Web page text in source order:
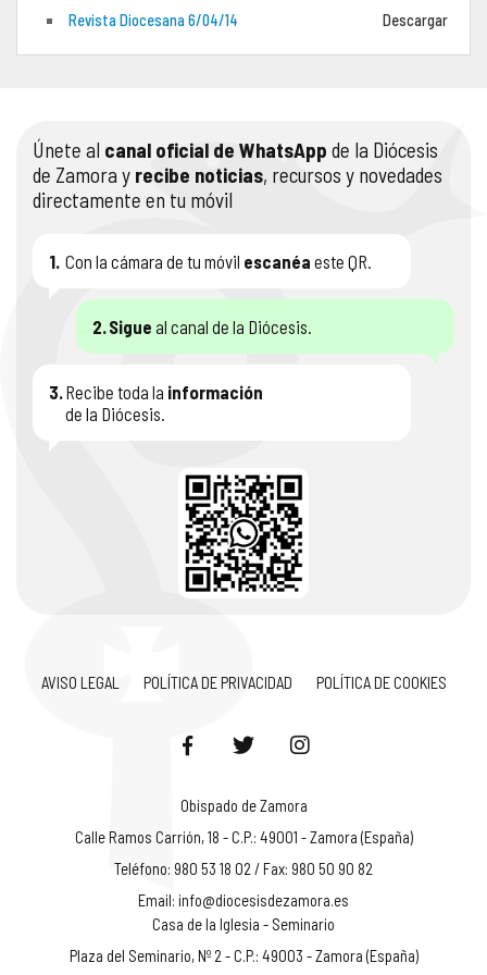
Revista Diocesana 6/04/14 Descargar
Únete al canal oficial de WhatsApp de la Diócesis
de Zamora y recibe noticias, recursos y novedades
directamente en tu móvil
1. Con la cámara de tu móvil escanéa este QR.
2.Sigue al canal de la Diócesis.
3.Recibe toda la información
de la Diócesis.
AVISO LEGAL POLÍTICA DE PRIVACIDAD POLÍTICA DE COOKIES
Obispado de Zamora
Calle Ramos Carrión, 18 - C.P.: 49001 - Zamora (España)
Teléfono: 980 53 18 02 / Fax: 980 50 90 82
Email: info@diocesisdezamora.es
Casa de la Iglesia - Seminario
Plaza del Seminario, Nº 2 - C.P.: 49003 - Zamora (España)
PORTAL DE TRANSPARENCIA
RENDICIÓN CUENTAS ENTIDADES RELIGIOSAS
PREGUNTAS FRECUENTES
APOSTOLADO SEGLAR
VIDA CONSAGRADA
AUDIOS